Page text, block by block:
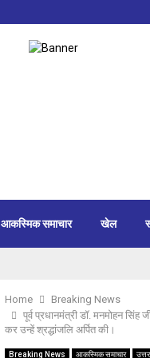
आकस्मिक समाचार खेल
Home
Breaking News
पूर्व प्रधानमंत्री डॉ. मनमोहन सिंह
कर उन्हें श्रद्धांजलि अर्पित की।
Breaking News आकस्मिक समाचार